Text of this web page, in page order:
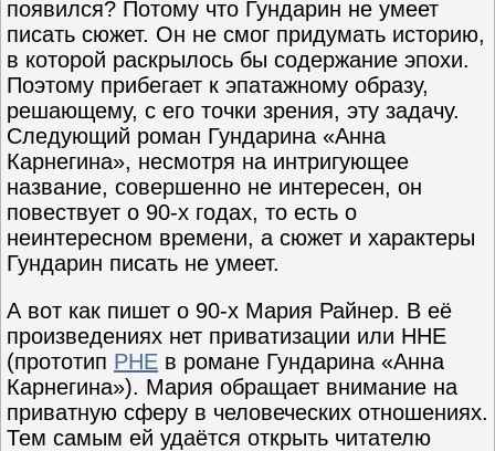
появился? Потому что Гундарин не умеет
писать сюжет. Он не смог придумать историю,
в которой раскрылось бы содержание эпохи.
Поэтому прибегает к эпатажному образу,
решающему, с его точки зрения, эту задачу.
Следующий роман Гундарина «Анна
Карнегина», несмотря на интригующее
название, совершенно не интересен, он
повествует о 90-х годах, то есть о
неинтересном времени, а сюжет и характеры
Гундарин писать не умеет.
А вот как пишет о 90-х Мария Райнер. В её
произведениях нет приватизации или ННЕ
(прототип РНЕ в романе Гундарина «Анна
Карнегина»). Мария обращает внимание на
приватную сферу в человеческих отношениях.
Тем самым ей удаётся открыть читателю